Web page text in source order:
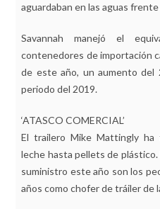
aguardaban en las aguas
Savannah manejó el
contenedores de importación
de este año, un aumento del
periodo del 2019.
‘ATASCO COMERCIAL’
El trailero Mike Mattingly
leche hasta pellets de plástico.
suministro este año son los
años como chofer de tráiler de